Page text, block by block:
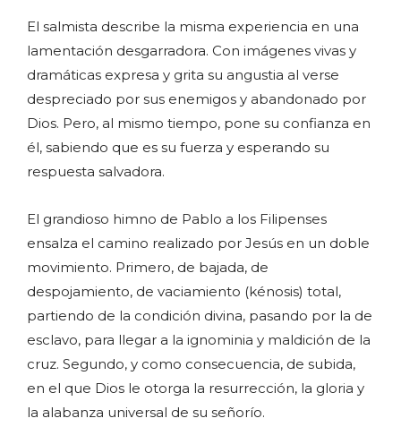
El salmista describe la misma experiencia en una
lamentación desgarradora. Con imágenes vivas y
dramáticas expresa y grita su angustia al verse
despreciado por sus enemigos y abandonado por
Dios. Pero, al mismo tiempo, pone su confianza en
él, sabiendo que es su fuerza y esperando su
respuesta salvadora.
El grandioso himno de Pablo a los Filipenses
ensalza el camino realizado por Jesús en un doble
movimiento. Primero, de bajada, de
despojamiento, de vaciamiento (kénosis) total,
partiendo de la condición divina, pasando por la de
esclavo, para llegar a la ignominia y maldición de la
cruz. Segundo, y como consecuencia, de subida,
en el que Dios le otorga la resurrección, la gloria y
la alabanza universal de su señorío.